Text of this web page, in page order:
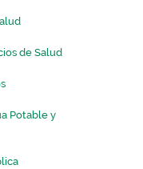
de Salud
Potable y